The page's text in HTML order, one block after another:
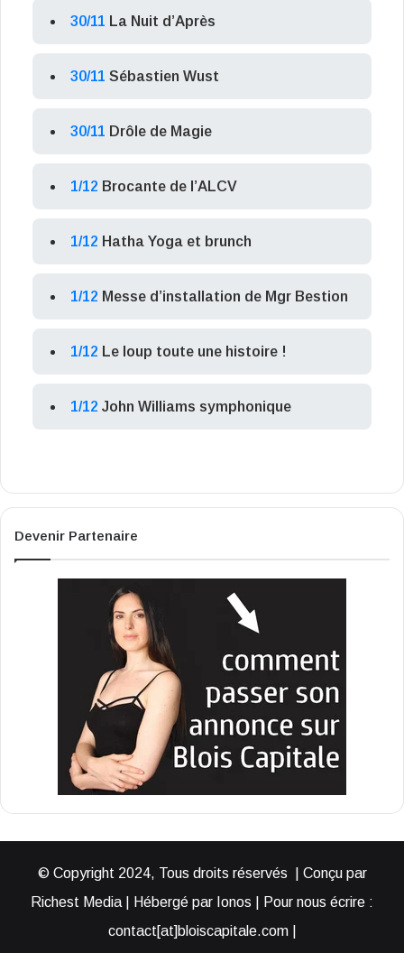
30/11 La Nuit d’Après
30/11 Sébastien Wust
30/11 Drôle de Magie
1/12 Brocante de l’ALCV
1/12 Hatha Yoga et brunch
1/12 Messe d’installation de Mgr Bestion
1/12 Le loup toute une histoire !
1/12 John Williams symphonique
Devenir Partenaire
© Copyright 2024, Tous droits réservés | Conçu par
Richest Media | Hébergé par Ionos | Pour nous écrire :
contact[at]bloiscapitale.com |